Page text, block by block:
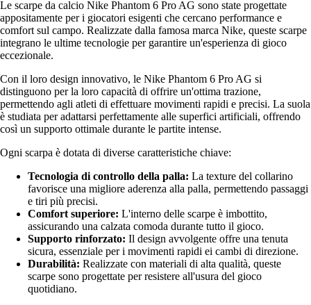
Le scarpe da calcio Nike Phantom 6 Pro AG sono state progettate
appositamente per i giocatori esigenti che cercano performance e
comfort sul campo. Realizzate dalla famosa marca Nike, queste scarpe
integrano le ultime tecnologie per garantire un'esperienza di gioco
eccezionale.
Con il loro design innovativo, le Nike Phantom 6 Pro AG si
distinguono per la loro capacità di offrire un'ottima trazione,
permettendo agli atleti di effettuare movimenti rapidi e precisi. La suola
è studiata per adattarsi perfettamente alle superfici artificiali, offrendo
così un supporto ottimale durante le partite intense.
Ogni scarpa è dotata di diverse caratteristiche chiave:
Tecnologia di controllo della palla: La texture del collarino
favorisce una migliore aderenza alla palla, permettendo passaggi
e tiri più precisi.
Comfort superiore: L'interno delle scarpe è imbottito,
assicurando una calzata comoda durante tutto il gioco.
Supporto rinforzato: Il design avvolgente offre una tenuta
sicura, essenziale per i movimenti rapidi ei cambi di direzione.
Durabilità: Realizzate con materiali di alta qualità, queste
scarpe sono progettate per resistere all'usura del gioco
quotidiano.